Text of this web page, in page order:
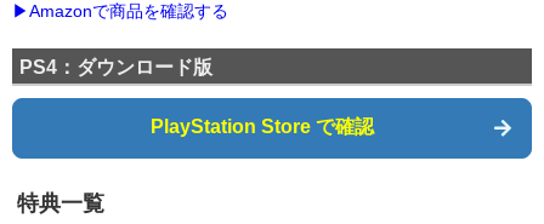
▶Amazonで商品を確認する
PS4：ダウンロード版
PlayStation Store で確認
特典一覧